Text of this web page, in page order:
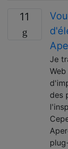
11
Je
des